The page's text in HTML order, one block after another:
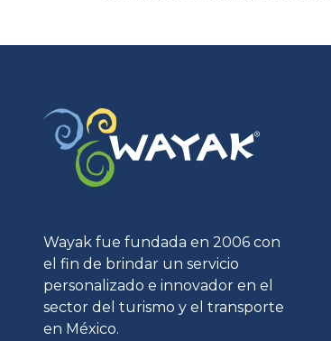
Wayak fue fundada en 2006 con
el fin de brindar un servicio
personalizado e innovador en el
sector del turismo y el transporte
en México.